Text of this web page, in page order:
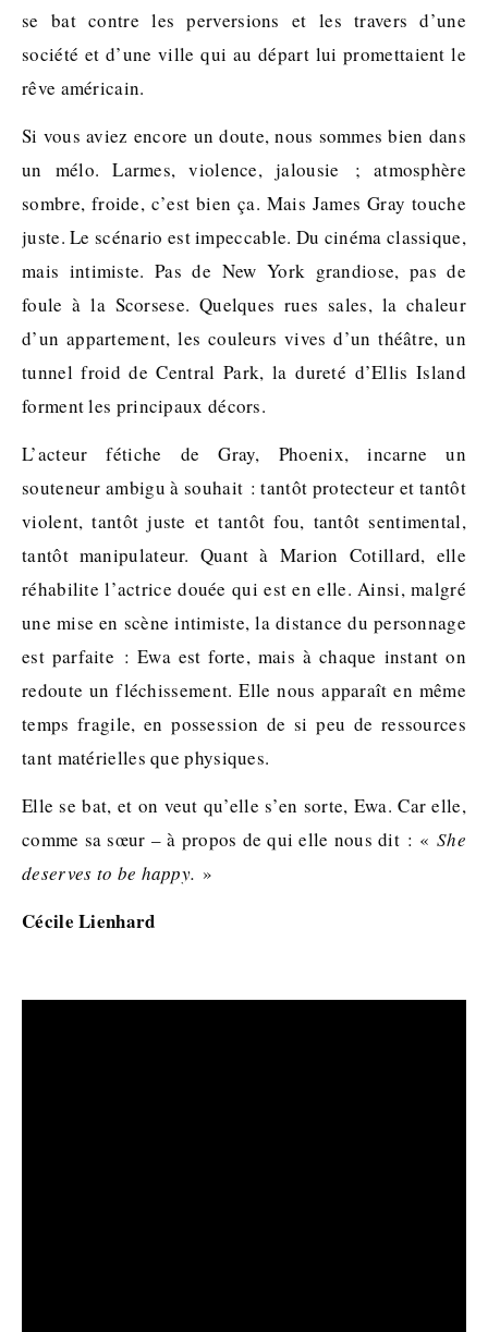
se bat contre les perversions et les travers d’une
société et d’une ville qui au départ lui promettaient le
rêve américain.
Si vous aviez encore un doute, nous sommes bien dans
un mélo. Larmes, violence, jalousie ; atmosphère
sombre, froide, c’est bien ça. Mais James Gray touche
juste. Le scénario est impeccable. Du cinéma classique,
mais intimiste. Pas de New York grandiose, pas de
foule à la Scorsese. Quelques rues sales, la chaleur
d’un appartement, les couleurs vives d’un théâtre, un
tunnel froid de Central Park, la dureté d’Ellis Island
forment les principaux décors.
L’acteur fétiche de Gray, Phoenix, incarne un
souteneur ambigu à souhait : tantôt protecteur et tantôt
violent, tantôt juste et tantôt fou, tantôt sentimental,
tantôt manipulateur. Quant à Marion Cotillard, elle
réhabilite l’actrice douée qui est en elle. Ainsi, malgré
une mise en scène intimiste, la distance du personnage
est parfaite : Ewa est forte, mais à chaque instant on
redoute un fléchissement. Elle nous apparaît en même
temps fragile, en possession de si peu de ressources
tant matérielles que physiques.
Elle se bat, et on veut qu’elle s’en sorte, Ewa. Car elle,
comme sa sœur – à propos de qui elle nous dit : «She
deserves to be happy. »
Cécile Lienhard